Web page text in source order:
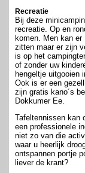
Recreatie
Bij deze
recreatie. Op en
komen. Men kan
zitten maar er zijn
is op het
of zonder uw
hengeltje uitgooien
Ook is er een
zijn gratis kano´s
Dokkumer Ee.
Tafeltennissen kan
een professionele
niet zo van die
waar u heerlijk
ontspannen portje
liever de krant?